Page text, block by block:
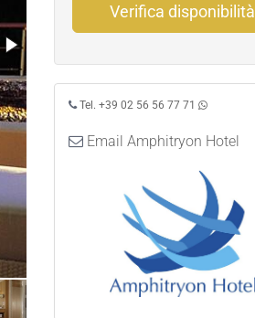
Verifica disponibilità
Tel. +39 02 56 56 77 71
Email Amphitryon Hotel
Camera Deluxe vista mare piano terra